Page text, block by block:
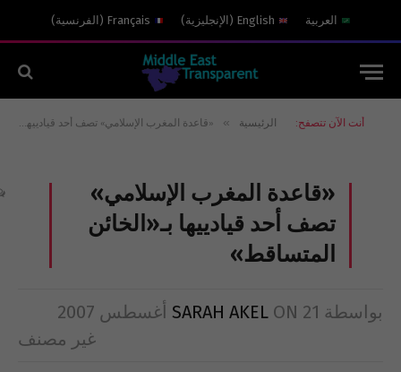
العربية English
( الإنجليزية)
Français
( الفرنسية)
أنت الآن تتصفح: الرئيسية » «قاعدة المغرب الإسلامي» تصف أحد قيادييها بـ«الخائن المتساقط»
«قاعدة المغرب الإسلامي»
تصف أحد قيادييها بـ«الخائن
المتساقط»
بواسطة SARAH AKEL ON 21 أغسطس 2007
غير مصنف